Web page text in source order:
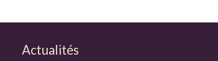
Actualités